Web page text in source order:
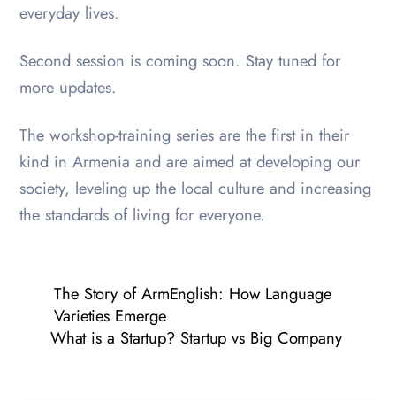
everyday lives.
Second session is coming soon. Stay tuned for
more updates.
The workshop-training series are the first in their
kind in Armenia and are aimed at developing our
society, leveling up the local culture and increasing
the standards of living for everyone.
The Story of ArmEnglish: How Language
Varieties Emerge
What is a Startup? Startup vs Big Company